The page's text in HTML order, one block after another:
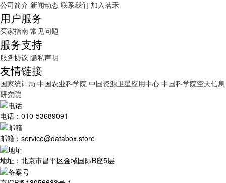
公司简介 新闻动态 联系我们 加入茗禾
用户服务
买家指南 常见问题
服务支持
服务协议 隐私声明
友情链接
国家统计局 中国农业科学院 中国资源卫星应用中心 中国科学院空天信息
研究院
电话：010-53689091
邮箱：service@databox.store
地址：北京市昌平区金域国际B座5层